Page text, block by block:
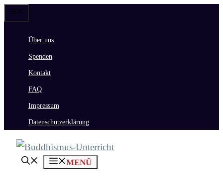
Zum
springenÜber uns
Spenden
Kontakt
FAQ
Impressum
Datenschutzerklärung
MENÜ